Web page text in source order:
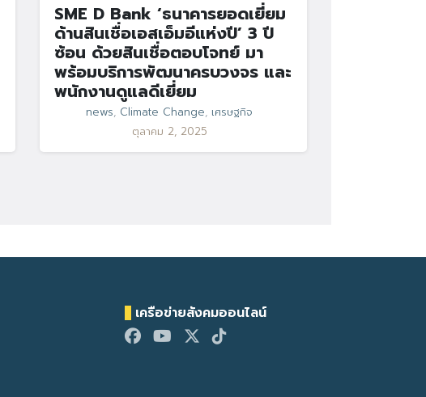
SME D Bank ‘ธนาคารยอดเยี่ยม
ด้านสินเชื่อเอสเอ็มอีแห่งปี’ 3 ปี
ซ้อน ด้วยสินเชื่อตอบโจทย์ มา
พร้อมบริการพัฒนาครบวงจร และ
พนักงานดูแลดีเยี่ยม
news, Climate Change, เศรษฐกิจ
ตุลาคม 2, 2025
เครือข่ายสังคมออนไลน์